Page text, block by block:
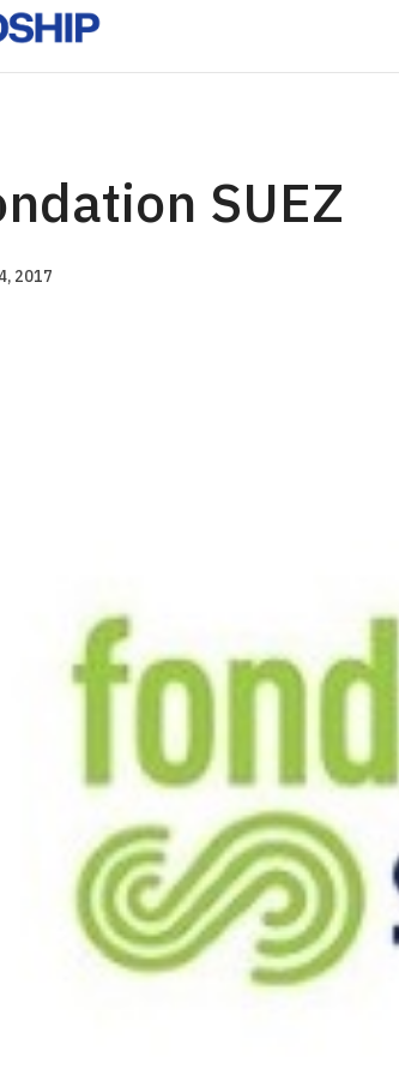
SUEZ
2017